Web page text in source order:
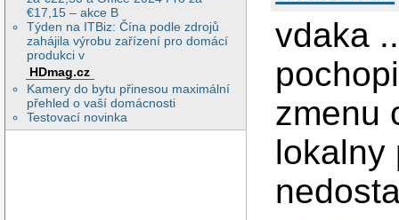
€17,15 – akce B
Týden na ITBiz: Čína podle zdrojů
zahájila výrobu zařízení pro domácí
produkci v
HDmag.cz
Kamery do bytu přinesou maximální
přehled o vaší domácnosti
Testovací novinka
vdaka
zmenu
lokalny